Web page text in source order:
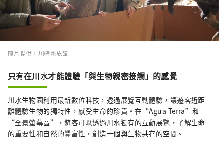
照片提供：川崎水族館
只有在川水才能體驗「與生物親密接觸」的感覺
川水生物園利用最新數位科技，透過展覽互動體驗，讓遊客近距
離體驗生物的獨特性，感受生命的珍貴。在“Agua Terra”和
“全景螢幕區”，遊客可以透過川水獨有的互動展覽，了解生命
的重要性和自然的豐富性，創造一個與生物共存的空間。